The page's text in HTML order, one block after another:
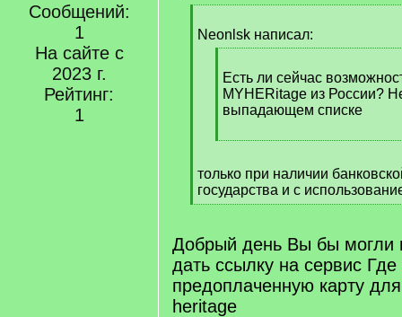
Сообщений:
1
На сайте с
2023 г.
Рейтинг:
1
q
Neonlsk написал:
q
]
Есть ли сейчас
MYHERitage из России?
выпадающем списке
[
q
]
только при наличии
государства и с
[
q
]
Добрый день Вы бы могли
дать ссылку на сервис
предоплаченную карту
heritage